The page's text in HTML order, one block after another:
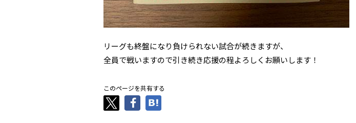
リーグも終盤になり負けられない試合が続きますが、
全員で戦いますので引き続き応援の程よろしくお願いします！
このページを共有する